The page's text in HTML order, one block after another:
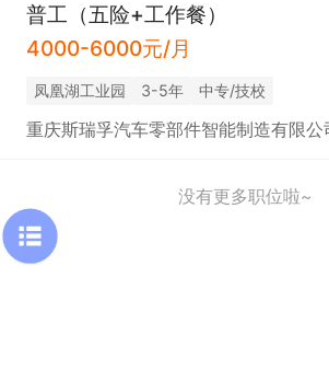
普工（五险+工作餐）
4000-6000元/月
凤凰湖工业园 3-5年 中专/技校
重庆斯瑞孚汽车零部件智能制造有限公
没有更多职位啦~